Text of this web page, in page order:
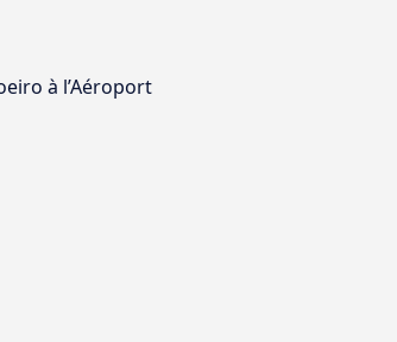
à l’Aéroport